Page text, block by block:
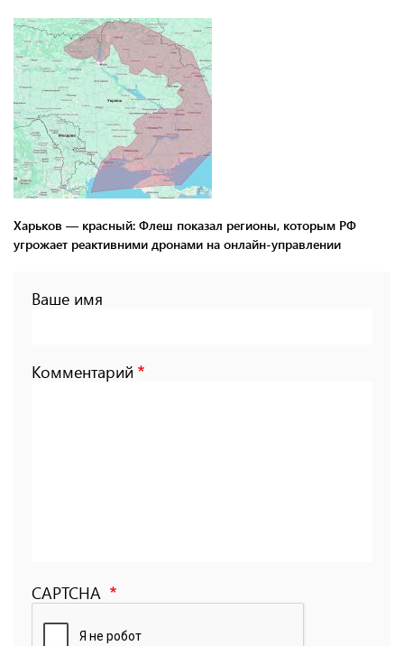
Харьков — красный: Флеш показал регионы, которым РФ
угрожает реактивними дронами на онлайн-управлении
Ваше имя
Комментарий
CAPTCHA